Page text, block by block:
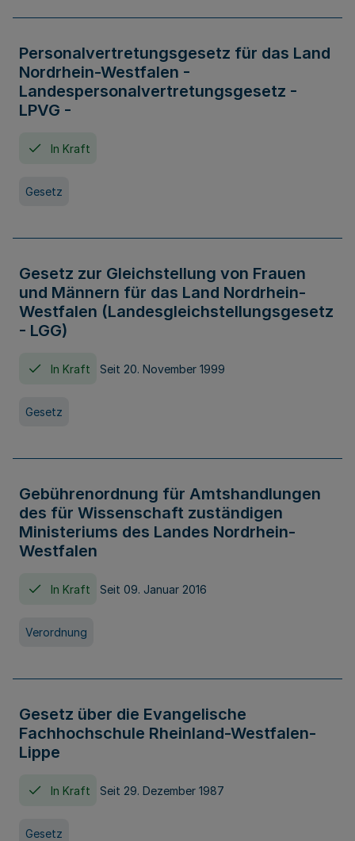
Personalvertretungsgesetz für das Land
Nordrhein-Westfalen -
Landespersonalvertretungsgesetz -
LPVG -
In Kraft
Gesetz
Gesetz zur Gleichstellung von Frauen
und Männern für das Land Nordrhein-
Westfalen (Landesgleichstellungsgesetz
- LGG)
In Kraft Seit 20. November 1999
Gesetz
Gebührenordnung für Amtshandlungen
des für Wissenschaft zuständigen
Ministeriums des Landes Nordrhein-
Westfalen
In Kraft Seit 09. Januar 2016
Verordnung
Gesetz über die Evangelische
Fachhochschule Rheinland-Westfalen-
Lippe
In Kraft Seit 29. Dezember 1987
Gesetz